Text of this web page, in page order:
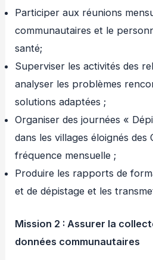
Participer aux réunions
communautaires et le
santé;
Superviser les activités des
analyser les problèmes
solutions adaptées ;
Organiser des journées «
dans les villages éloignés des
fréquence mensuelle ;
Produire les rapports de
et de dépistage et les
Mission 2 : Assurer la
données communautaires